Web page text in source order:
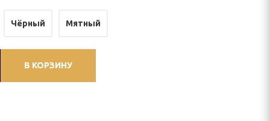
Чёрный Мятный
В КОРЗИНУ